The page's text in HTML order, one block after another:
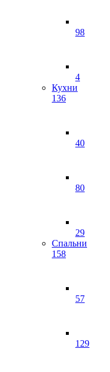
98
4
Кухни
136
40
80
29
Спальни
158
57
129